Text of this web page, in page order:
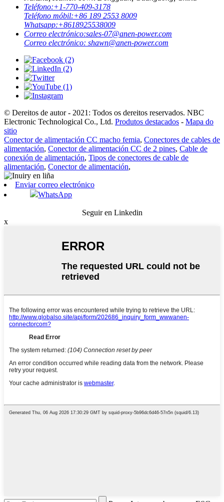
Teléfono:+1-770-409-3178
Teléfono móbil:+86 189 2553 8009
Whatsapp:+8618925538009
Correo electrónico:sales-07@anen-power.com
Correo electrónico: shawn@anen-power.com
© Dereitos de autor - 2021: Todos os dereitos reservados. NBC
Electronic Technological Co., Ltd. Produtos destacados - Mapa do
sitio
Conector de alimentación CC macho femia, Conectores de cables de
alimentación, Conector de alimentación CC de 2 pines, Cable de
conexión de alimentación, Tipos de conectores de cable de
alimentación, Conector de alimentación,
Enviar correo electrónico
WhatsApp
Seguir en Linkedin
x